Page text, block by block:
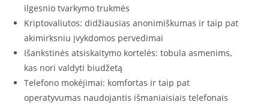
ilgesnio tvarkymo trukmės
Kriptovaliutos: didžiausias anonimiškumas ir taip pat
akimirksniu įvykdomos pervedimai
Išankstinės atsiskaitymo kortelės: tobula asmenims,
kas nori valdyti biudžetą
Telefono mokėjimai: komfortas ir taip pat
operatyvumas naudojantis išmaniaisiais telefonais